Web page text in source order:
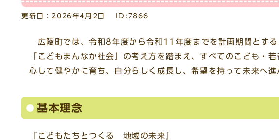
更新日： 2026年4月2日 ID:7866
広陵町では、令和8年度から令和11年度までを計画期間とす
「こどもまんなか社会」の考え方を踏まえ、すべてのこども・
心して健やかに育ち、自分らしく成長し、希望を持って未来へ
基本理念
『こどもたちとつくる 地域の未来』